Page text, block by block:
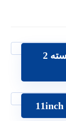
بالشت ارکیده مدل B2270 بسته 2